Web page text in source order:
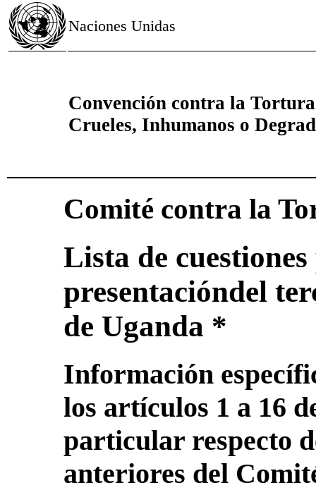
Naciones Unidas
Convención contra la
Crueles, Inhumanos o
Comité contra la
Lista de
presentacióndel
de Uganda *
Información
los artículos 1 a 16
particular respecto
anteriores del